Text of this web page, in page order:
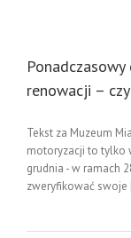
renowacji –
Tekst za Muzeum
motoryzacji to tylko
grudnia - w ramach
zweryfikować swoje